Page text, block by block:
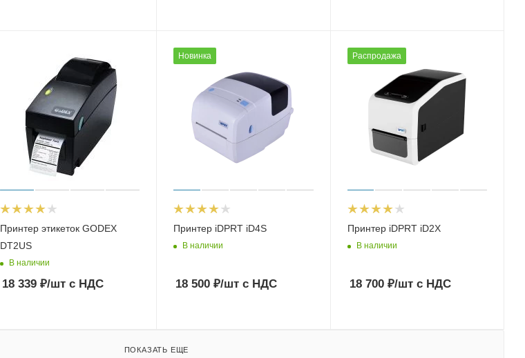
Принтер этикеток GODEX
DT2US
В наличии
18 339₽/штс НДС
Новинка
Принтер iDPRT iD4S
В наличии
18 500 ₽/шт с НДС
Распродажа
Принтер iDPRT iD2X
В наличии
18 700₽/штс НДС
ПОКАЗАТЬ ЕЩЕ